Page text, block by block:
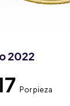
2022
Por pieza